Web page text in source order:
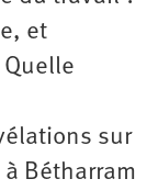
et
sur
Bétharram